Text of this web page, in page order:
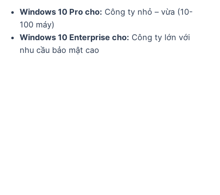
Windows 10 Pro cho: Công ty nhỏ – vừa (10-
100 máy)
Windows 10 Enterprise cho: Công ty lớn với
nhu cầu bảo mật cao